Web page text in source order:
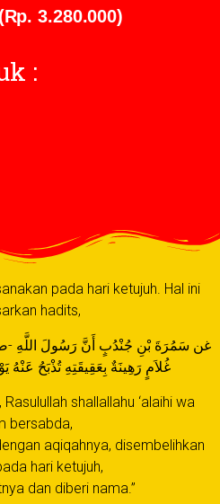
3.280.000)
:
pada hari ketujuh. Hal ini
hadits,
غن سَمُرَةَ بْنِ جُنْدُبٍ أَنَّ رَسُولَ اللَّهِ -
غُلاَمٍ رَهِينَةٌ بِعَقِيقَتِهِ تُذْبَحُ عَنْهُ يَوْمَ سَابِعِهِ وَيُحْلَقُ وَيُسَمَّى
shallallahu ‘alaihi wa
bersabda,
aqiqahnya, disembelihkan
hari ketujuh,
dan diberi nama.”